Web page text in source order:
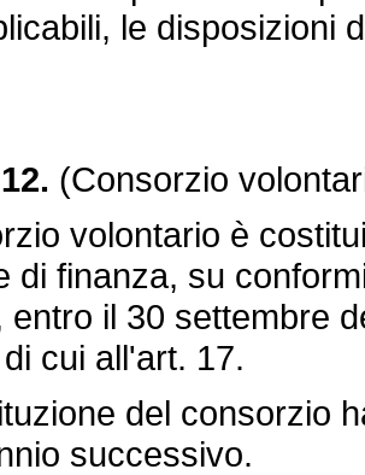
le disposizioni
(Consorzio
volontario è
di finanza, su
entro il 30 settembre
cui all'art. 17.
del consorzio
successivo.